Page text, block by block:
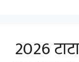
2026